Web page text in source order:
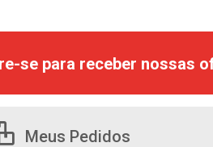
se para receber nossas
Meus Pedidos